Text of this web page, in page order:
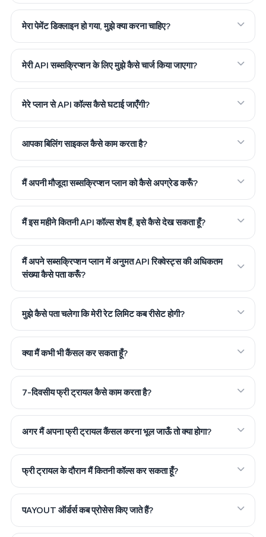
मेरा पेमेंट डिक्लाइन हो गया, मुझे क्या करना चाहिए?
मेरी API सब्सक्रिप्शन के लिए मुझे कैसे चार्ज किया जाएगा?
मेरे प्लान से API कॉल्स कैसे घटाई जाएँगी?
आपका बिलिंग साइकल कैसे काम करता है?
मैं अपनी मौजूदा सब्सक्रिप्शन प्लान को कैसे अपग्रेड करूँ?
मैं इस महीने कितनी API कॉल्स शेष हैं, इसे कैसे देख सकता हूँ?
मैं अपने सब्सक्रिप्शन प्लान में अनुमत API रिक्वेस्ट्स की अधिकतम
संख्या कैसे पता करूँ?
मुझे कैसे पता चलेगा कि मेरी रेट लिमिट कब रीसेट होगी?
क्या मैं कभी भी कैंसल कर सकता हूँ?
7-दिवसीय फ्री ट्रायल कैसे काम करता है?
अगर मैं अपना फ्री ट्रायल कैंसल करना भूल जाऊँ तो क्या होगा?
फ्री ट्रायल के दौरान मैं कितनी कॉल्स कर सकता हूँ?
पAYOUT ऑर्डर्स कब प्रोसेस किए जाते हैं?